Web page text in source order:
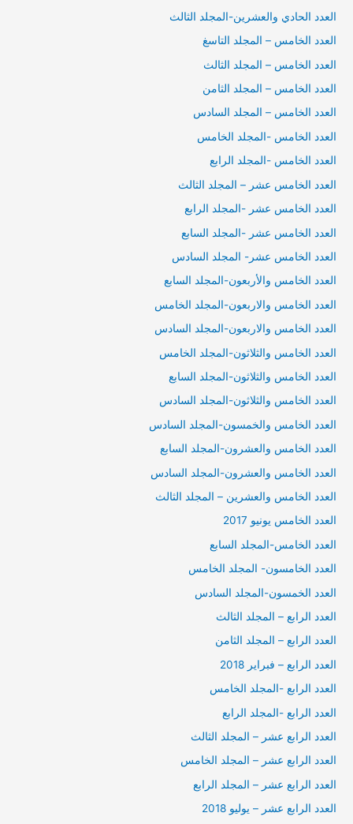
العدد الحادي والعشرين-المجلد الثالث
العدد الخامس – المجلد التاسغ
العدد الخامس – المجلد الثالث
العدد الخامس – المجلد الثامن
العدد الخامس – المجلد السادس
العدد الخامس -المجلد الخامس
العدد الخامس -المجلد الرابع
العدد الخامس عشر – المجلد الثالث
العدد الخامس عشر -المجلد الرابع
العدد الخامس عشر -المجلد السابع
العدد الخامس عشر- المجلد السادس
العدد الخامس والأربعون-المجلد السابع
العدد الخامس والاربعون-المجلد الخامس
العدد الخامس والاربعون-المجلد السادس
العدد الخامس والثلاثون-المجلد الخامس
العدد الخامس والثلاثون-المجلد السابع
العدد الخامس والثلاثون-المجلد السادس
العدد الخامس والخمسون-المجلد السادس
العدد الخامس والعشرون-المجلد السابع
العدد الخامس والعشرون-المجلد السادس
العدد الخامس والعشرين – المجلد الثالث
العدد الخامس يونيو 2017
العدد الخامس-المجلد السابع
العدد الخامسون- المجلد الخامس
العدد الخمسون-المجلد السادس
العدد الرابع – المجلد الثالث
العدد الرابع – المجلد الثامن
العدد الرابع – فبراير 2018
العدد الرابع -المجلد الخامس
العدد الرابع -المجلد الرابع
العدد الرابع عشر – المجلد الثالث
العدد الرابع عشر – المجلد الخامس
العدد الرابع عشر – المجلد الرابع
العدد الرابع عشر – يوليو 2018